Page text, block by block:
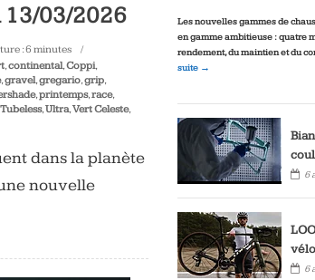
13/03/2026
:6 minutes
,continental,Coppi,
,gravel,gregario,grip,
,printemps,race,
Tubeless,Ultra,Vert Celeste,
dans la planète
nouvelle
Les nouvelles gammes de
en gamme ambitieuse : quatre
rendement, du maintien et du
suite →
6
6